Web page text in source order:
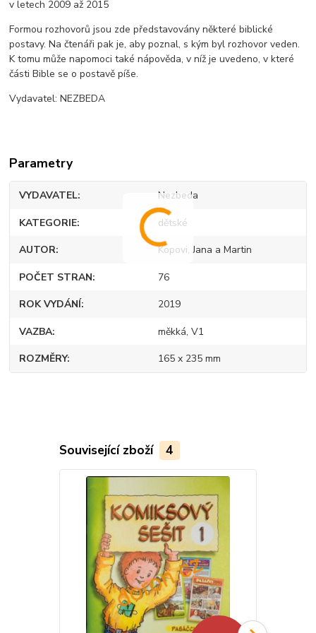
v letech 2009 až 2015
Formou rozhovorů jsou zde představovány některé biblické
postavy. Na čtenáři pak je, aby poznal, s kým byl rozhovor veden.
K tomu může napomoci také nápověda, v níž je uvedeno, v které
části Bible se o postavě píše.
Vydavatel: NEZBEDA
Parametry
VYDAVATEL Nezbeda
KATEGORIE dětské
AUTOR Kopovi, Jana a Martin
POČET STRAN 76
ROK VYDÁNÍ 2019
VAZBA měkká, V1
ROZMĚRY 165 x 235 mm
Související zboží 4